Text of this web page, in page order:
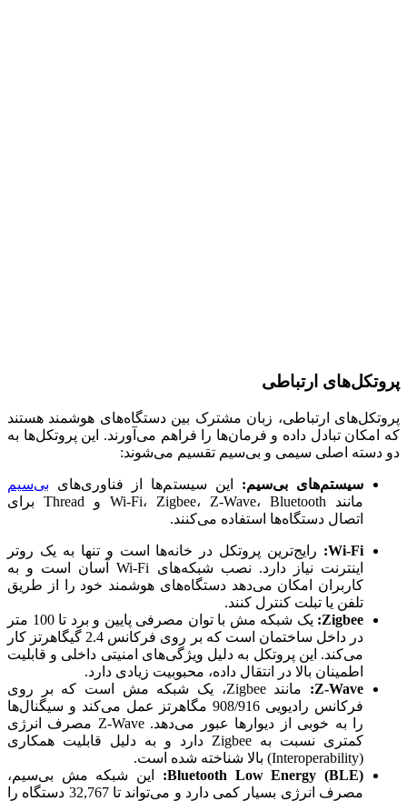
پروتکل‌های ارتباطی
پروتکل‌های ارتباطی، زبان مشترک بین دستگاه‌های هوشمند هستند
که امکان تبادل داده و فرمان‌ها را فراهم می‌آورند. این پروتکل‌ها به
دو دسته اصلی سیمی و بی‌سیم تقسیم می‌شوند:
سیستم‌های بی‌سیم: این سیستم‌ها از فناوری‌های بی‌سیم
مانند Wi-Fi، Zigbee، Z-Wave، Bluetooth و Thread برای
اتصال دستگاه‌ها استفاده می‌کنند.
Wi-Fi:
رایج‌ترین پروتکل در خانه‌ها است و تنها به یک روتر
اینترنت نیاز دارد. نصب شبکه‌های Wi-Fi آسان است و به
کاربران امکان می‌دهد دستگاه‌های هوشمند خود را از طریق
تلفن یا تبلت کنترل کنند.
Zigbee:
یک شبکه مش با توان مصرفی پایین و برد تا 100 متر
در داخل ساختمان است که بر روی فرکانس 2.4 گیگاهرتز کار
می‌کند. این پروتکل به دلیل ویژگی‌های امنیتی داخلی و قابلیت
اطمینان بالا در انتقال داده، محبوبیت زیادی دارد.
Z-Wave:
مانند Zigbee، یک شبکه مش است که بر روی
فرکانس رادیویی 908/916 مگاهرتز عمل می‌کند و سیگنال‌ها
را به خوبی از دیوارها عبور می‌دهد. Z-Wave مصرف انرژی
کمتری نسبت به Zigbee دارد و به دلیل قابلیت همکاری
(Interoperability) بالا شناخته شده است.
Bluetooth Low Energy (BLE):
این شبکه مش بی‌سیم،
مصرف انرژی بسیار کمی دارد و می‌تواند تا 32,767 دستگاه را